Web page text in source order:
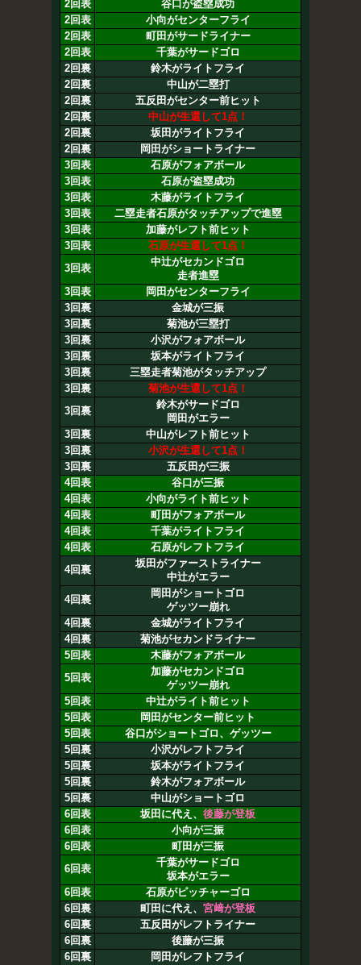
2回表
谷口が盗塁成功
2回表
小向がセンターフライ
2回表
町田がサードライナー
2回表
千葉がサードゴロ
2回裏
鈴木がライトフライ
2回裏
中山が二塁打
2回裏
五反田がセンター前ヒット
2回裏
中山が生還して1点！
2回裏
坂田がライトフライ
2回裏
岡田がショートライナー
3回表
石原がフォアボール
3回表
石原が盗塁成功
3回表
木藤がライトフライ
3回表
二塁走者石原がタッチアップで進塁
3回表
加藤がレフト前ヒット
3回表
石原が生還して1点！
3回表
中辻がセカンドゴロ
走者進塁
3回表
岡田がセンターフライ
3回裏
金城が三振
3回裏
菊池が三塁打
3回裏
小沢がフォアボール
3回裏
坂本がライトフライ
3回裏
三塁走者菊池がタッチアップ
3回裏
菊池が生還して1点！
3回裏
鈴木がサードゴロ
岡田がエラー
3回裏
中山がレフト前ヒット
3回裏
小沢が生還して1点！
3回裏
五反田が三振
4回表
谷口が三振
4回表
小向がライト前ヒット
4回表
町田がフォアボール
4回表
千葉がライトフライ
4回表
石原がレフトフライ
4回裏
坂田がファーストライナー
中辻がエラー
4回裏
岡田がショートゴロ
ゲッツー崩れ
4回裏
金城がライトフライ
4回裏
菊池がセカンドライナー
5回表
木藤がフォアボール
5回表
加藤がセカンドゴロ
ゲッツー崩れ
5回表
中辻がライト前ヒット
5回表
岡田がセンター前ヒット
5回表
谷口がショートゴロ、ゲッツー
5回裏
小沢がレフトフライ
5回裏
坂本がライトフライ
5回裏
鈴木がフォアボール
5回裏
中山がショートゴロ
6回表
坂田に代え、 後藤が登板
6回表
小向が三振
6回表
町田が三振
6回表
千葉がサードゴロ
坂本がエラー
6回表
石原がピッチャーゴロ
6回裏
町田に代え、 宮﨑が登板
6回裏
五反田がレフトライナー
6回裏
後藤が三振
6回裏
岡田がレフトフライ